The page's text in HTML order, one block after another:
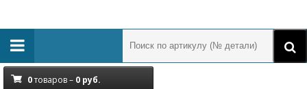
0товаров – 0 руб.